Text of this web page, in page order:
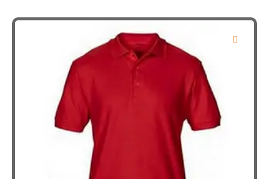
meerdere
variaties.
Deze
optie
gekozen
productpagina